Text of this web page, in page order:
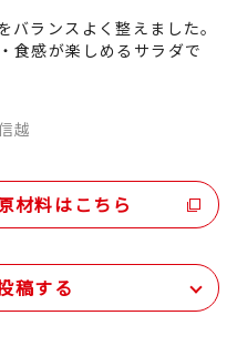
ランスよく整えました。
食感が楽しめるサラダで
越
材料はこちら
稿する